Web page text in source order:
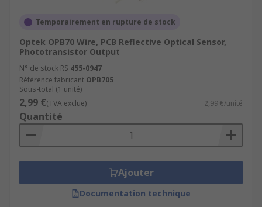
Temporairement en rupture de stock
Optek OPB70 Wire, PCB Reflective Optical Sensor,
Phototransistor Output
N° de stock RS 455-0947
Référence fabricant OPB705
Sous-total (1 unité)
2,99 €(TVA exclue) 2,99 €/unité
Quantité
Ajouter
Documentation technique